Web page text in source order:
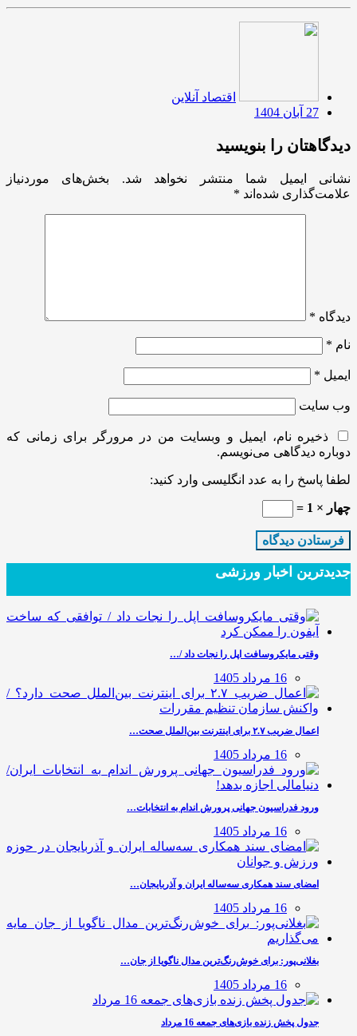
اقتصاد آنلاین
27 آبان 1404
دیدگاهتان را بنویسید
نشانی ایمیل شما منتشر نخواهد شد.
بخش‌های موردنیاز
علامت‌گذاری شده‌اند *
دیدگاه *
نام *
ایمیل *
وب‌ سایت
ذخیره نام، ایمیل و وبسایت من در مرورگر برای زمانی که
دوباره دیدگاهی می‌نویسم.
لطفا پاسخ را به عدد انگلیسی وارد کنید:
چهار × 1 =
جدیدترین‌ اخبار ورزشی
وقتی مایکروسافت اپل را نجات داد /…
16 مرداد 1405
اعمال ضریب ۲.۷ برای اینترنت بین‌الملل صحت…
16 مرداد 1405
ورود فدراسیون جهانی پرورش اندام به انتخابات…
16 مرداد 1405
امضای سند همکاری سه‌ساله ایران و آذربایجان…
16 مرداد 1405
بغلانی‌پور: برای خوش‌رنگ‌ترین مدال ناگویا از جان…
16 مرداد 1405
جدول پخش زنده بازی‌های جمعه 16 مرداد